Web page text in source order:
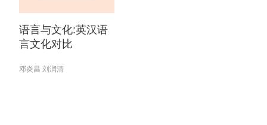
语言与文化:英汉语
言文化对比
邓炎昌 刘润清